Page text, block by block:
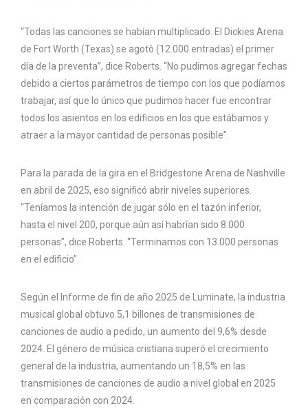
“Todas las canciones se habían multiplicado. El Dickies Arena
de Fort Worth (Texas) se agotó (12.000 entradas) el primer
día de la preventa”, dice Roberts. “No pudimos agregar fechas
debido a ciertos parámetros de tiempo con los que podíamos
trabajar, así que lo único que pudimos hacer fue encontrar
todos los asientos en los edificios en los que estábamos y
atraer a la mayor cantidad de personas posible”.
Para la parada de la gira en el Bridgestone Arena de Nashville
en abril de 2025, eso significó abrir niveles superiores.
“Teníamos la intención de jugar sólo en el tazón inferior,
hasta el nivel 200, porque aún así habrían sido 8.000
personas”, dice Roberts. “Terminamos con 13.000 personas
en el edificio”.
Según el Informe de fin de año 2025 de Luminate, la industria
musical global obtuvo 5,1 billones de transmisiones de
canciones de audio a pedido, un aumento del 9,6% desde
2024. El género de música cristiana superó el crecimiento
general de la industria, aumentando un 18,5% en las
transmisiones de canciones de audio a nivel global en 2025
en comparación con 2024.